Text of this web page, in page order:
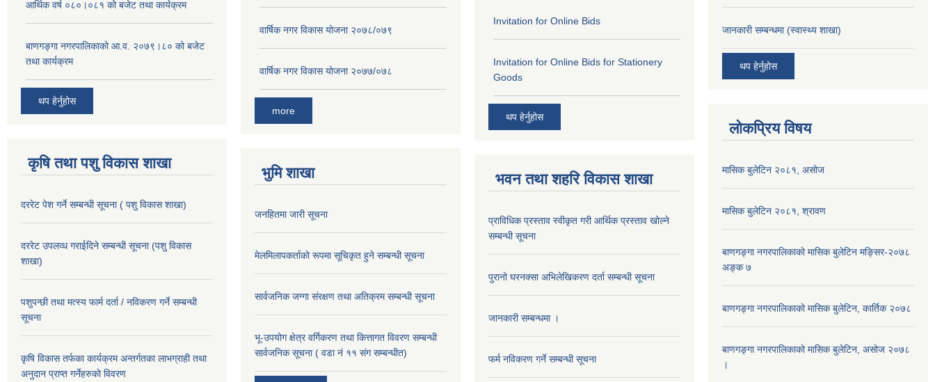
आर्थिक वर्ष ०८०।०८१ को बजेट तथा कार्यक्रम
बाणगङ्गा नगरपालिकाको आ.व. २०७९।८० को बजेट
तथा कार्यक्रम
थप हेर्नुहोस
कृषि तथा पशु विकास शाखा
दररेट पेश गर्ने सम्बन्धी सूचना ( पशु विकास शाखा)
दररेट उपलव्ध गराईदिने सम्बन्धी सूचना (पशु विकास
शाखा)
पशुपन्छी तथा मत्स्य फार्म दर्ता / नविकरण गर्ने सम्बन्धी
सूचना
कृषि विकास तर्फका कार्यक्रम अन्तर्गतका लाभग्राही तथा
अनुदान प्राप्त गर्नेहरुको विवरण
वार्षिक नगर विकास योजना २०७८/०७९
वार्षिक नगर विकास योजना २०७७/०७८
more
भुमि शाखा
जनहितमा जारी सूचना
मेलमिलापकर्ताको रूपमा सूचिकृत हुने सम्बन्धी सूचना
सार्वजनिक जग्गा संरक्षण तथा अतिक्रम सम्बन्धी सूचना
भू-उपयोग क्षेत्र वर्गिकरण तथा कित्तागत विवरण सम्बन्धी
सार्वजनिक सूचना ( वडा नं ११ संग सम्बन्धीत)
Invitation for Online Bids
Invitation for Online Bids for Stationery
Goods
थप हेर्नुहोस
भवन तथा शहरि विकास शाखा
प्राविधिक प्रस्ताव स्वीकृत गरी आर्थिक प्रस्ताव खोल्ने
सम्बन्धी सूचना
पुरानो घरनक्सा अभिलेखिकरण दर्ता सम्बन्धी सूचना
जानकारी सम्बन्धमा ।
फर्म नविकरण गर्ने सम्बन्धी सूचना
जानकारी सम्बन्धमा (स्वास्थ्य शाखा)
थप हेर्नुहोस
लोकप्रिय विषय
मासिक बुलेटिन २०८१, असोज
मासिक बुलेटिन २०८१, श्रावण
बाणगङ्गा नगरपालिकाको मासिक बुलेटिन मङ्सिर-२०७८
अङ्क ७
बाणगङ्गा नगरपालिकाको मासिक बुलेटिन, कार्तिक २०७८
बाणगङ्गा नगरपालिकाको मासिक बुलेटिन, असोज २०७८
।